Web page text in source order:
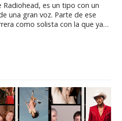
es un tipo con un
una gran voz. Parte de ese
como solista con la que ya
hiper